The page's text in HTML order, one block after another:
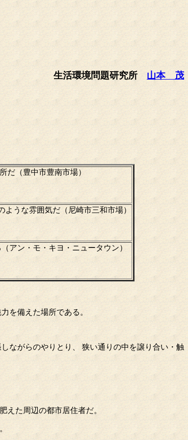
生活環境問題研究所 山本 茂
だ（豊中市豊南市場）
うな雰囲気だ（尼崎市三和市場）
アン・モ・キヨ・ニュータウン）
を備えた場所である。
ながらのやりとり、 狭い通りの中を譲り合い・触
えた周辺の都市居住者だ。